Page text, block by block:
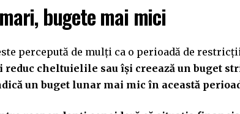
bugete mai mici
percepută de mulți ca o perioadă de
reduc cheltuielile sau își creează un buget
un buget lunar mai mic în această